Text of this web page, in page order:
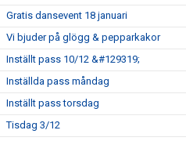
Gratis dansevent 18 januari
Vi bjuder på glögg & pepparkakor
Inställt pass 10/12 &#129319;
Inställda pass måndag
Inställt pass torsdag
Tisdag 3/12